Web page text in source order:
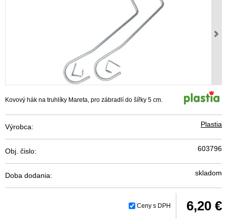
Kovový hák na truhlíky Mareta, pro zábradlí do šířky 5 cm.
Výrobca: Plastia
Obj. čislo: 603796
Doba dodania: skladom
Ceny s DPH 6,20 €